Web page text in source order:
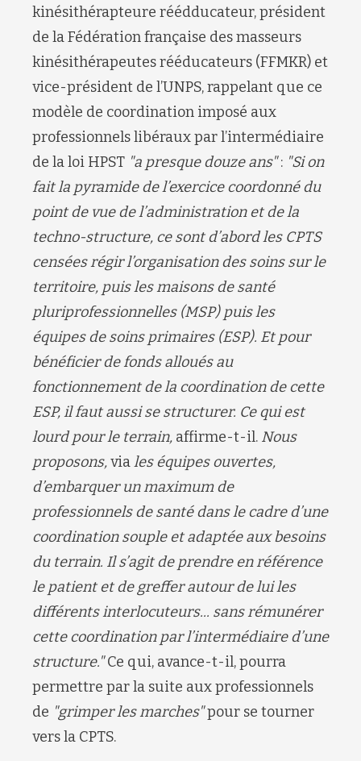
kinésithérapteure réédducateur, président
de la Fédération française des masseurs
kinésithérapeutes rééducateurs (FFMKR) et
vice-président de l’UNPS, rappelant que ce
modèle de coordination imposé aux
professionnels libéraux par l’intermédiaire
de la loi HPST "a presque douze ans": "Si on
fait la pyramide de l’exercice coordonné du
point de vue de l’administration et de la
techno-structure, ce sont d’abord les CPTS
censées régir l’organisation des soins sur le
territoire, puis les maisons de santé
pluriprofessionnelles (MSP) puis les
équipes de soins primaires (ESP). Et pour
bénéficier de fonds alloués au
fonctionnement de la coordination de cette
ESP, il faut aussi se structurer. Ce qui est
lourd pour le terrain, affirme-t-il. Nous
proposons,viales équipes ouvertes,
d’embarquer un maximum de
professionnels de santé dans le cadre d’une
coordination souple et adaptée aux besoins
du terrain. Il s’agit de prendre en référence
le patient et de greffer autour de lui les
différents interlocuteurs... sans rémunérer
cette coordination par l’intermédiaire d’une
structure."Ce qui, avance-t-il, pourra
permettre par la suite aux professionnels
de "grimper les marches"pour se tourner
vers la CPTS.